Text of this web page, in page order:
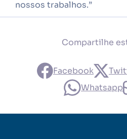
nossos trabalhos.”
Compartilhe
Facebook
Whatsapp